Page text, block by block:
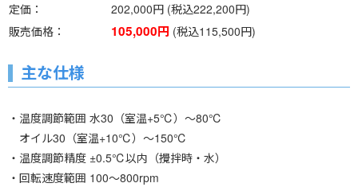
定価
202,000円 (税込222,200円)
販売価格
105,000円 (税込115,500円)
主な仕様
・温度調節範囲 水30（室温+5℃）～80℃
オイル30（室温+10℃）～150℃
・温度調節精度 ±0.5℃以内（攪拌時・水）
・回転速度範囲 100～800rpm